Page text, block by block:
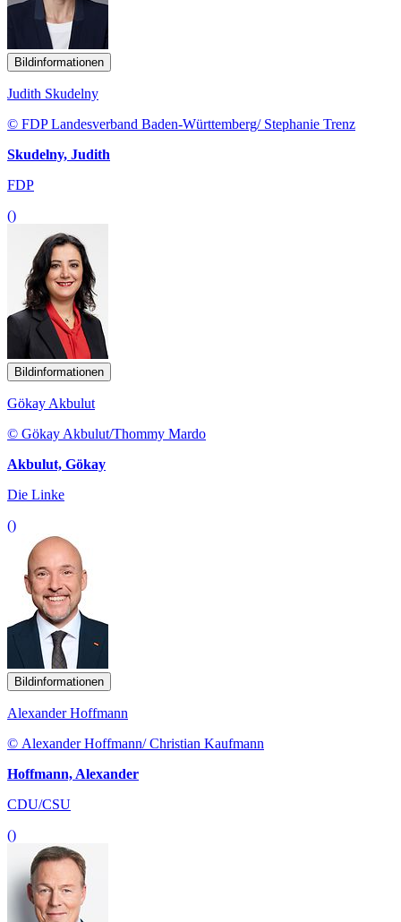
Bildinformationen
Judith Skudelny
© FDP Landesverband Baden-Württemberg/ Stephanie Trenz
Skudelny, Judith
FDP
()
Bildinformationen
Gökay Akbulut
© Gökay Akbulut/Thommy Mardo
Akbulut, Gökay
Die Linke
()
Bildinformationen
Alexander Hoffmann
© Alexander Hoffmann/ Christian Kaufmann
Hoffmann, Alexander
CDU/CSU
()